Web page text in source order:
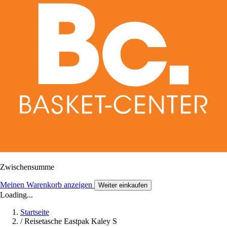
Zwischensumme
Meinen Warenkorb anzeigen Weiter einkaufen
Loading...
Startseite
/ Reisetasche Eastpak Kaley S